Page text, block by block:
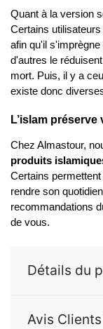
Quant à la version
Certains
afin qu'il
d'autres le
mort. Puis, il y a
existe donc
L’islam
produits
Certains
rendre son
recommandations
de vous.
Détails du
Avis